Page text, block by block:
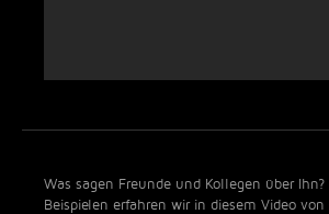
Was sagen Freunde und Kollegen über Ihn?
Beispielen erfahren wir in diesem Video von